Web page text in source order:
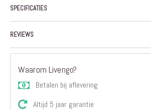
SPECIFICATIES
REVIEWS
Waarom Livengo?
Betalen bij aflevering
Altijd 5 jaar garantie